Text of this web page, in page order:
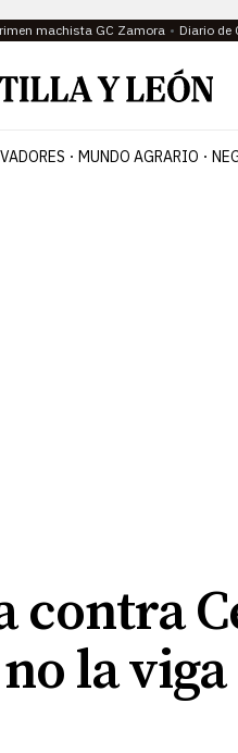
machista GC Zamora Diario de
MUNDO AGRARIO
contra
la